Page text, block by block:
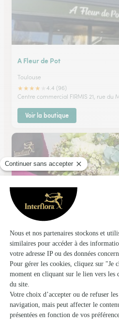
A Fleur de Pot
Toulouse
★★★★
4.4 (96)
Centre commercial FIRMIS 21, rue du
Voir la boutique
Marc Patureau Fleuriste
Toulouse
★★★★★4.8 (136)
198, avenue St Exupéry
Voir la boutique